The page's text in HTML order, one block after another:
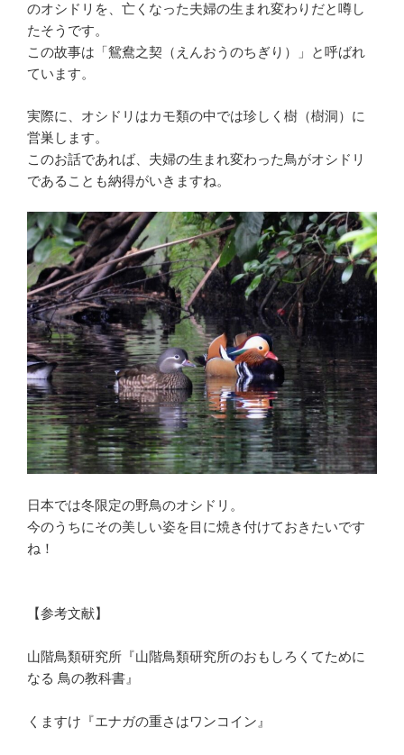
のオシドリを、亡くなった夫婦の生まれ変わりだと噂し
たそうです。
この故事は「鴛鴦之契（えんおうのちぎり）」と呼ばれ
ています。
実際に、オシドリはカモ類の中では珍しく樹（樹洞）に
営巣します。
このお話であれば、夫婦の生まれ変わった鳥がオシドリ
であることも納得がいきますね。
日本では冬限定の野鳥のオシドリ。
今のうちにその美しい姿を目に焼き付けておきたいです
ね！
【参考文献】
山階鳥類研究所『山階鳥類研究所のおもしろくてために
なる 鳥の教科書』
くますけ『エナガの重さはワンコイン』